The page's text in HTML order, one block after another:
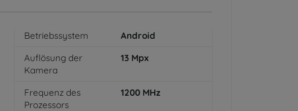
Betriebssystem
Android
Auflösung der
Kamera
13 Mpx
Frequenz des
Prozessors
1200 MHz